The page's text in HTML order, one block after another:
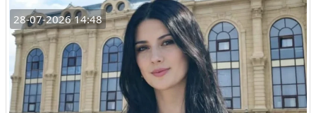
28-07-2026 14:48